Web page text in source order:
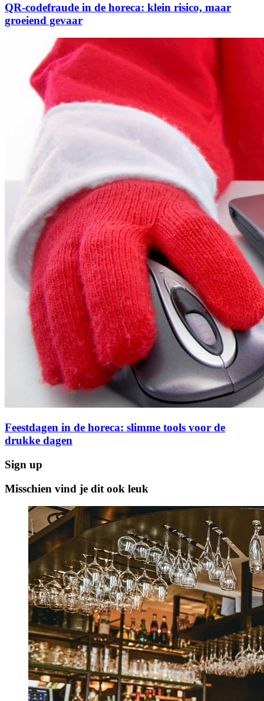
QR-codefraude in de horeca: klein risico, maar
groeiend gevaar
Feestdagen in de horeca: slimme tools voor de
drukke dagen
Sign up
Misschien vind je dit ook leuk